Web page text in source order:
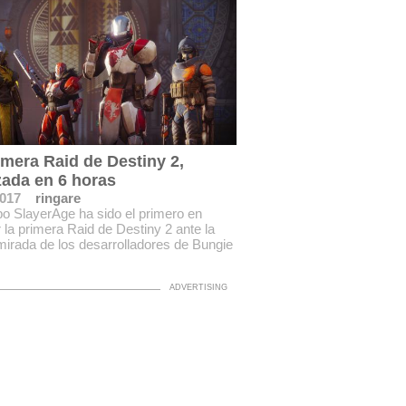
Raid de Destiny 2,
en 6 horas
ringare
SlayerAge ha sido el primero en
la primera Raid de Destiny 2 ante la
de los desarrolladores de Bungie